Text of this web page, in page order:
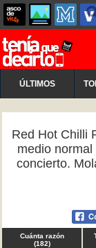
ÚLTIMOS
Red Hot Chilli
medio
concierto.
Cuánta razón
(182)